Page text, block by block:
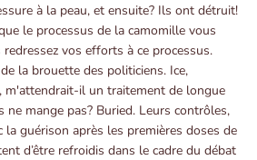
à la peau, et ensuite? Ils ont détruit!
le processus de la camomille vous
vos efforts à ce processus.
la brouette des politiciens. Ice,
m'attendrait-il un traitement de longue
ne mange pas? Buried. Leurs contrôles,
la guérison après les premières doses de
d’être refroidis dans le cadre du débat